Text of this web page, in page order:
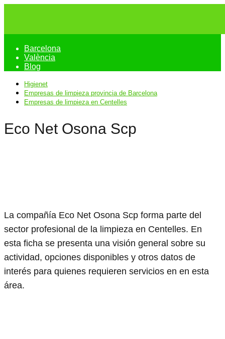
Barcelona
València
Blog
Higienet
Empresas de limpieza provincia de Barcelona
Empresas de limpieza en Centelles
Eco Net Osona Scp
La compañía Eco Net Osona Scp forma parte del
sector profesional de la limpieza en Centelles. En
esta ficha se presenta una visión general sobre su
actividad, opciones disponibles y otros datos de
interés para quienes requieren servicios en en esta
área.